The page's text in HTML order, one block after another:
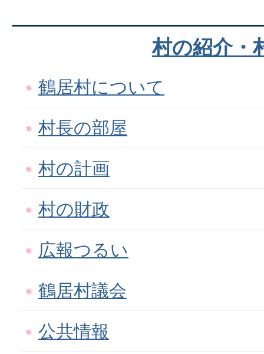
村の紹介・
鶴居村について
村長の部屋
村の計画
村の財政
広報つるい
鶴居村議会
公共情報